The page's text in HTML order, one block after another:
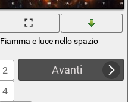
Fiamma e luce nello spazio
Avanti
2
4